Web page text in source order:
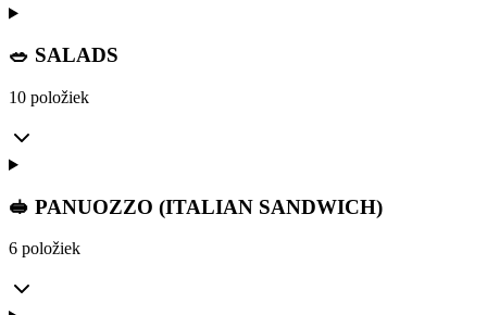
🥗 SALADS
10 položiek
🥪 PANUOZZO (ITALIAN SANDWICH)
6 položiek